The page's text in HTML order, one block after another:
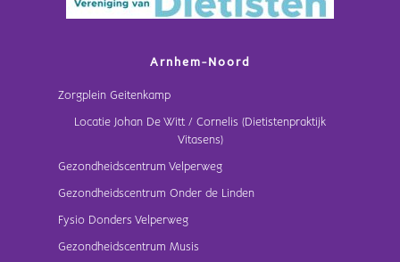
Arnhem-Noord
Zorgplein Geitenkamp
Locatie Johan De Witt / Cornelis (Dietistenpraktijk
Vitasens)
Gezondheidscentrum Velperweg
Gezondheidscentrum Onder de Linden
Fysio Donders Velperweg
Gezondheidscentrum Musis